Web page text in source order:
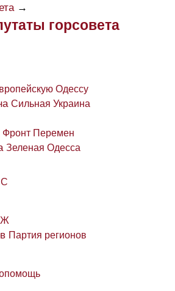
→
горсовета
Одессу
Сильная Украина
Фронт Перемен
Зеленая Одесса
Партия регионов